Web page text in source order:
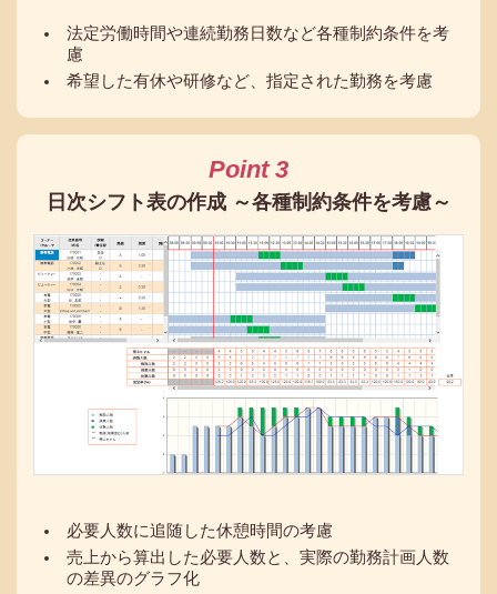
法定労働時間や連続勤務日数など各種制約条件を考
慮
希望した有休や研修など、指定された勤務を考慮
Point 3
日次シフト表の作成 ～各種制約条件を考慮～
必要人数に追随した休憩時間の考慮
売上から算出した必要人数と、実際の勤務計画人数
の差異のグラフ化